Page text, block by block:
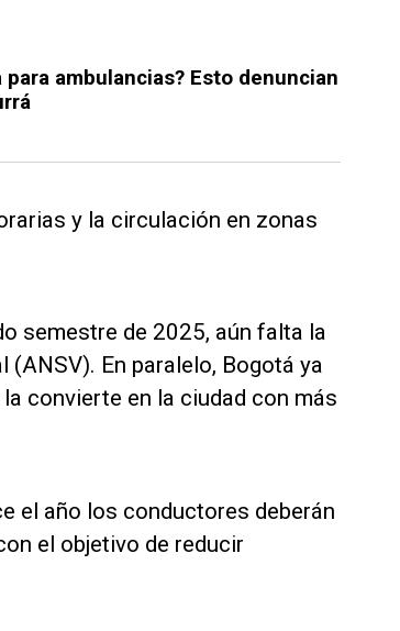
ambulancias? Esto denuncian
y la circulación en zonas
semestre de 2025, aún falta la
En paralelo, Bogotá ya
convierte en la ciudad con más
el año los conductores deberán
el objetivo de reducir